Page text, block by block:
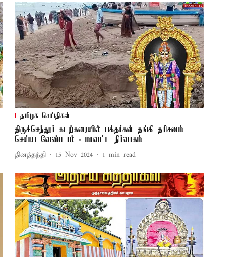
தமிழக செய்திகள்
திருச்செந்தூர் கடற்கரையில் பக்தர்கள் தங்கி தரிசனம்
செய்ய வேண்டாம் - மாவட்ட நிர்வாகம்
தினத்தந்தி 15 Nov 2024 1 min read